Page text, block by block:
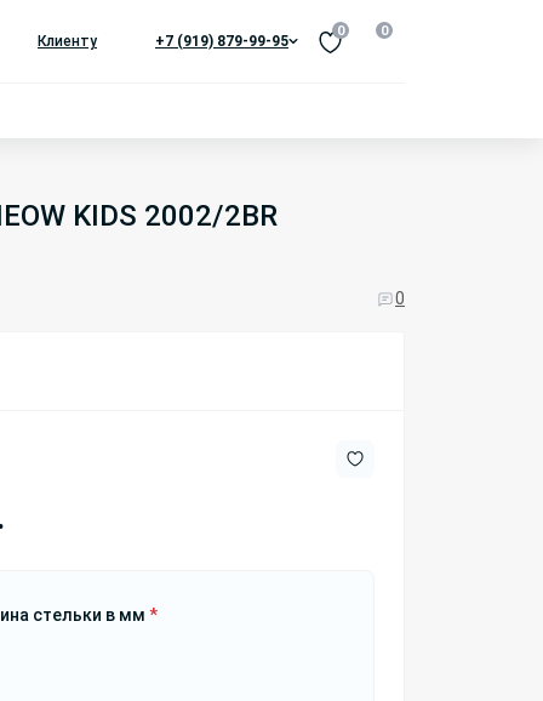
Клиенту +7 (919) 879-99-95
0 0
KIDS 2002/2BR
0
стельки в мм *